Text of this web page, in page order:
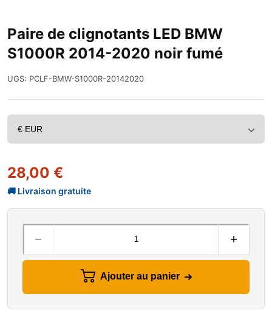
Paire de clignotants LED BMW
S1000R 2014-2020 noir fumé
UGS: PCLF-BMW-S1000R-20142020
28,00 €
Ajouter au panier